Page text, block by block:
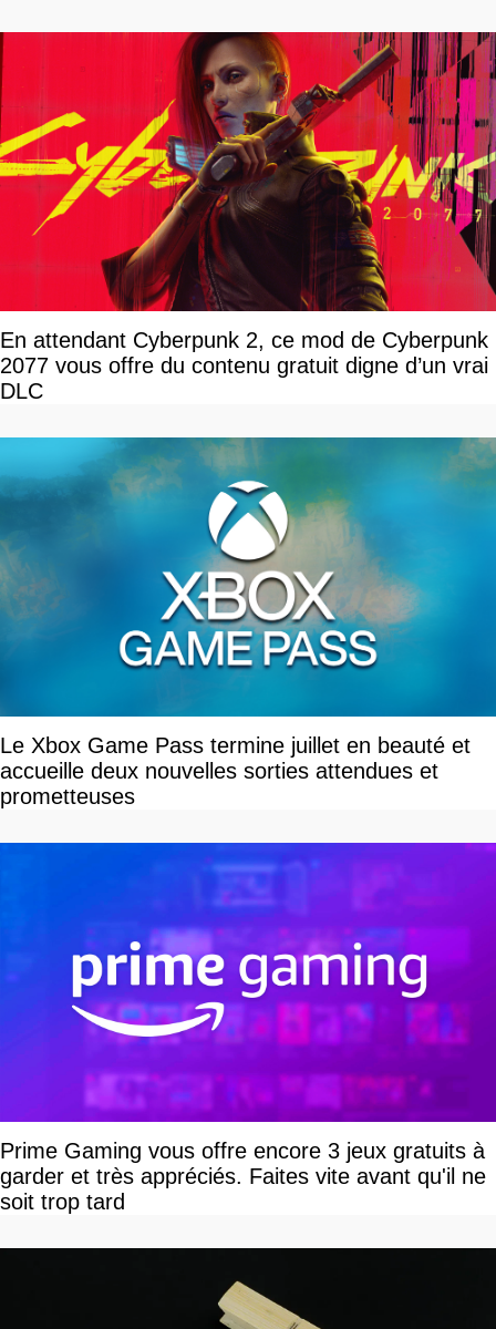
En attendant Cyberpunk 2, ce mod de Cyberpunk
2077 vous offre du contenu gratuit digne d’un vrai
DLC
Le Xbox Game Pass termine juillet en beauté et
accueille deux nouvelles sorties attendues et
prometteuses
Prime Gaming vous offre encore 3 jeux gratuits à
garder et très appréciés. Faites vite avant qu'il ne
soit trop tard